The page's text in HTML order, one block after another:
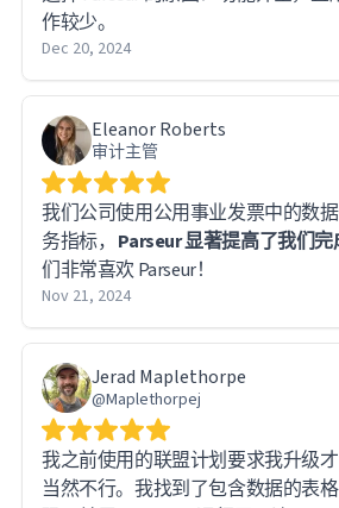
作较少。
Dec 20, 2024
Eleanor Roberts
审计主管
我们公司使用公用事业发票中的数
务指标， Parseur 显著提高了我们
们非常喜欢 Parseur！
Nov 21, 2024
Jerad Maplethorpe
@Maplethorpej
我之前使用的联盟计划要求我升级才
当然不行。我找到了包含数据的表